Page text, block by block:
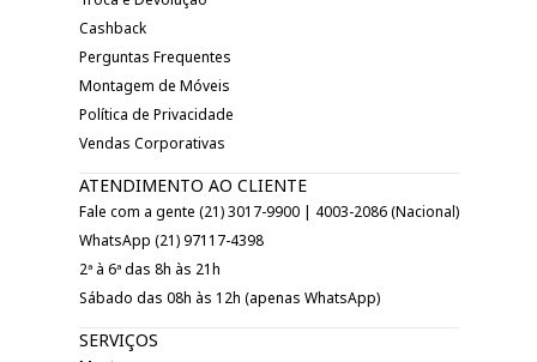
Cashback
Perguntas Frequentes
Montagem de Móveis
Política de Privacidade
Vendas Corporativas
ATENDIMENTO AO CLIENTE
Fale com a gente (21) 3017-9900 | 4003-2086 (Nacional)
WhatsApp (21) 97117-4398
2ª à 6ª das 8h às 21h
Sábado das 08h às 12h (apenas WhatsApp)
SERVIÇOS